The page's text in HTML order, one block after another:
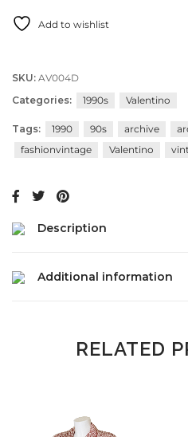
Add to wishlist
Description
Additional information
SKU: AV004D
Categories:
1990s Valentino
Tags: 1990 90s archive
fashionvintage
Valentino
RELATED